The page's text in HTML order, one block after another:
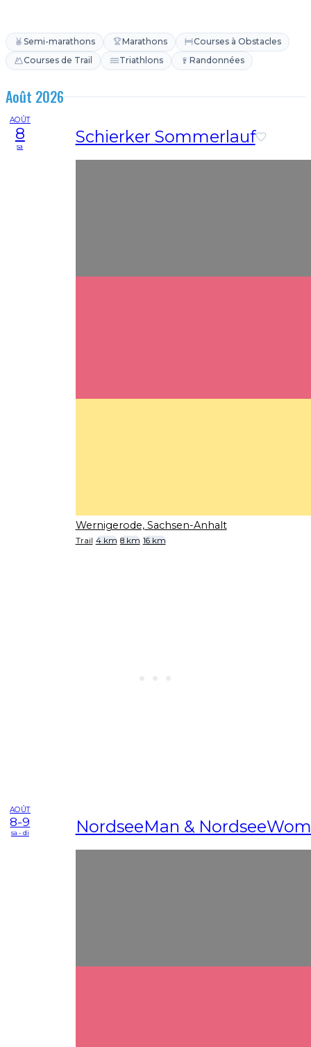
Semi-marathons Marathons
Courses à Obstacles
Courses de Trail
Triathlons Randonnées
Août 2026
AOÛT
8
sa Schierker Sommerlauf
Wernigerode, Sachsen-Anhalt
Trail 4 km 8 km 16 km
AOÛT
8-9
sa - di NordseeMan &